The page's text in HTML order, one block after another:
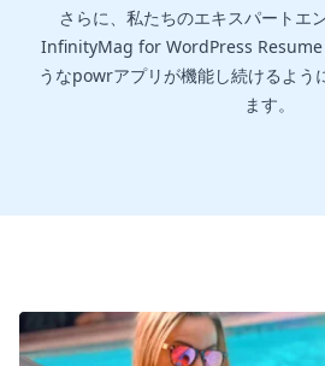
さらに、私たちのエキスパートエ
InfinityMag for WordPress
うなpowrアプリが機能し続けるよう
ます。